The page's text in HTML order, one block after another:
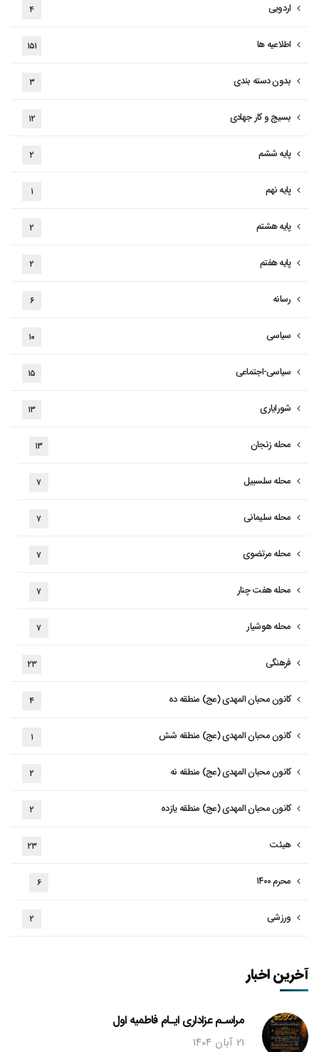
اردویی ۴
اطلاعیه ها ۱۵۱
بدون دسته بندی ۳
بسیج و کار جهادی ۱۲
پایه ششم ۲
پایه نهم ۱
پایه هشتم ۲
پایه هفتم ۲
رسانه ۶
سیاسی ۱۰
سیاسی-اجتماعی ۱۵
شورایاری ۱۳
محله زنجان ۱۳
محله سلسبیل ۷
محله سلیمانی ۷
محله مرتضوی ۷
محله هفت چنار ۷
محله هوشیار ۷
فرهنگی ۲۳
کانون محبان المهدی (عج) منطقه ده ۴
کانون محبان المهدی (عج) منطقه شش ۱
کانون محبان المهدی (عج) منطقه نه ۲
کانون محبان المهدی (عج) منطقه یازده ۲
هیئت ۲۳
محرم ۱۴۰۰ ۶
ورزشی ۲
آخرین اخبار
مراسـم عزاداری ایـام فاطمیه اول
۲۱ آبان ۱۴۰۴